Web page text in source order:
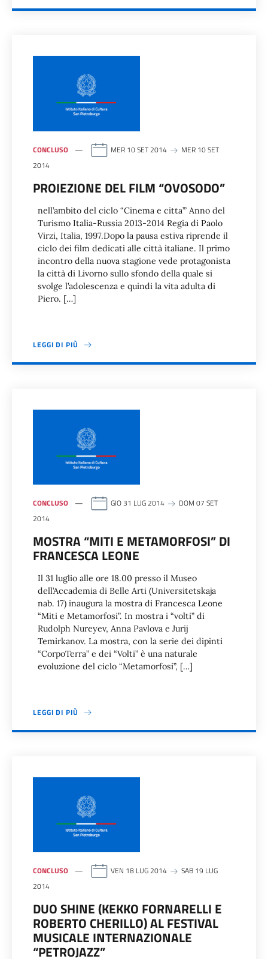
CONCLUSO MER 10 SET 2014
MER 10 SET
2014
PROIEZIONE DEL FILM “OVOSODO”
nell’ambito del ciclo “Cinema e citta’” Anno del
Turismo Italia-Russia 2013-2014 Regia di Paolo
Virzi, Italia, 1997.Dopo la pausa estiva riprende il
ciclo dei film dedicati alle città italiane. Il primo
incontro della nuova stagione vede protagonista
la città di Livorno sullo sfondo della quale si
svolge l’adolescenza e quindi la vita adulta di
Piero. […]
LEGGI DI PIÙ
CONCLUSO GIO 31 LUG 2014
DOM 07 SET
2014
MOSTRA “MITI E METAMORFOSI” DI
FRANCESCA LEONE
Il 31 luglio alle ore 18.00 presso il Museo
dell’Accademia di Belle Arti (Universitetskaja
nab. 17) inaugura la mostra di Francesca Leone
“Miti e Metamorfosi”. In mostra i “volti” di
Rudolph Nureyev, Anna Pavlova e Jurij
Temirkanov. La mostra, con la serie dei dipinti
“CorpoTerra” e dei “Volti” è una naturale
evoluzione del ciclo “Metamorfosi”, […]
LEGGI DI PIÙ
CONCLUSO VEN 18 LUG 2014
SAB 19 LUG
2014
DUO SHINE (KEKKO FORNARELLI E
ROBERTO CHERILLO) AL FESTIVAL
MUSICALE INTERNAZIONALE
“PETROJAZZ”